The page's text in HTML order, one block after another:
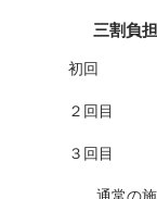
三割負
初回
２回目
​３回目